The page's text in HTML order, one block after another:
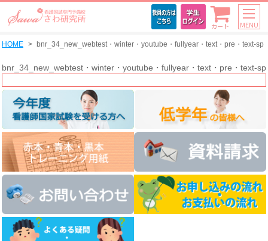
カート MENU
HOME bnr_34_new_webtest・winter・youtube・fullyear・text・pre・text-sp
bnr_34_new_webtest・winter・youtube・fullyear・text・pre・text-sp